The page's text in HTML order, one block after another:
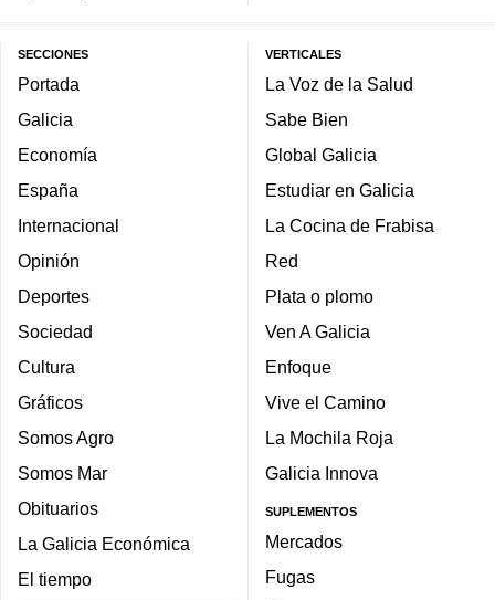
SECCIONES
Portada
Galicia
Economía
España
Internacional
Opinión
Deportes
Sociedad
Cultura
Gráficos
Somos Agro
Somos Mar
Obituarios
La Galicia Económica
El tiempo
VERTICALES
La Voz de la Salud
Sabe Bien
Global Galicia
Estudiar en Galicia
La Cocina de Frabisa
Red
Plata o plomo
Ven A Galicia
Enfoque
Vive el Camino
La Mochila Roja
Galicia Innova
SUPLEMENTOS
Mercados
Fugas